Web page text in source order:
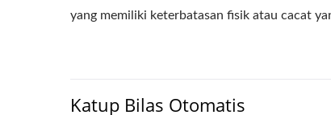
yang memiliki keterbatasan fisik atau cacat
Katup Bilas Otomatis